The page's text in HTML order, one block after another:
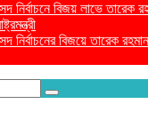
নির্বাচনে বিজয় লাভে তারেক
নির্বাচনের বিজয়ে তারেক